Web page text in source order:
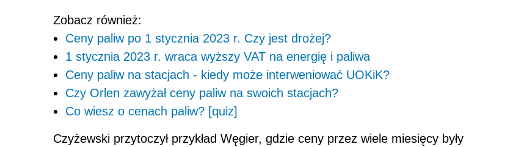
Zobacz również:
Ceny paliw po 1 stycznia 2023 r. Czy jest drożej?
1 stycznia 2023 r. wraca wyższy VAT na energię i paliwa
Ceny paliw na stacjach - kiedy może interweniować UOKiK?
Czy Orlen zawyżał ceny paliw na swoich stacjach?
Co wiesz o cenach paliw? [quiz]
Czyżewski przytoczył przykład Węgier, gdzie ceny przez wiele miesięcy były